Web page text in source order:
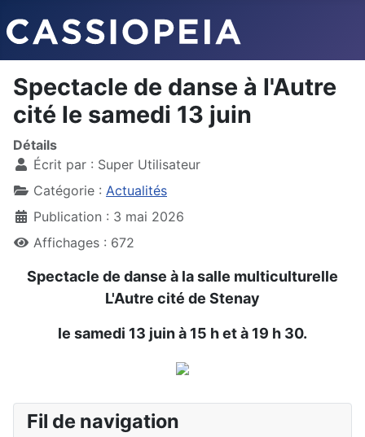
Fil de navigation
Spectacle de danse à l'Autre
cité le samedi 13 juin
Détails
Écrit par : Super Utilisateur
Catégorie : Actualités
Publication : 3 mai 2026
Affichages : 672
Spectacle de danse à la salle multiculturelle
L'Autre cité de Stenay
le samedi 13 juin à 15 h et à 19 h 30.